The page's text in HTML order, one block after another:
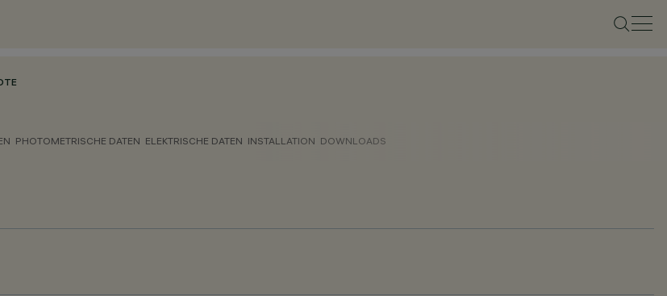
PHOTOMETRISCHE DATEN ELEKTRISCHE DATEN INSTALLATION DOWNLOADS